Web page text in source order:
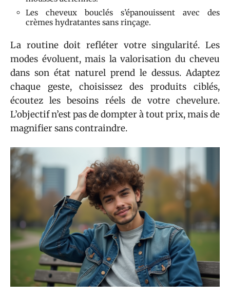
Les cheveux bouclés s’épanouissent avec des
crèmes hydratantes sans rinçage.
La routine doit refléter votre singularité. Les
modes évoluent, mais la valorisation du cheveu
dans son état naturel prend le dessus. Adaptez
chaque geste, choisissez des produits ciblés,
écoutez les besoins réels de votre chevelure.
L’objectif n’est pas de dompter à tout prix, mais de
magnifier sans contraindre.